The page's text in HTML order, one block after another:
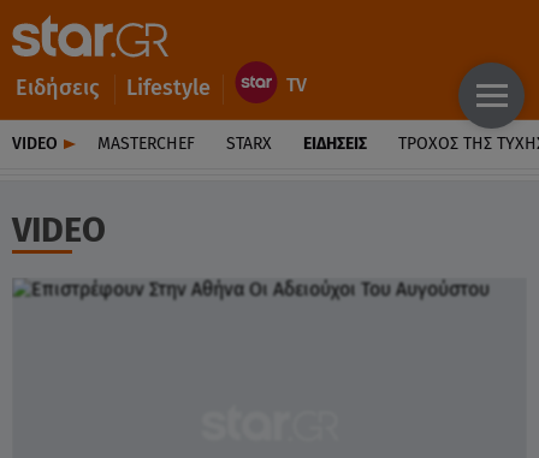
Ειδήσεις Lifestyle
VIDEO MASTERCHEF STARX ΕΙΔΉΣΕΙΣ ΤΡΟΧΌΣ ΤΗΣ
VIDEO